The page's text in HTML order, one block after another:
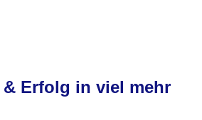
Erfolg in viel mehr